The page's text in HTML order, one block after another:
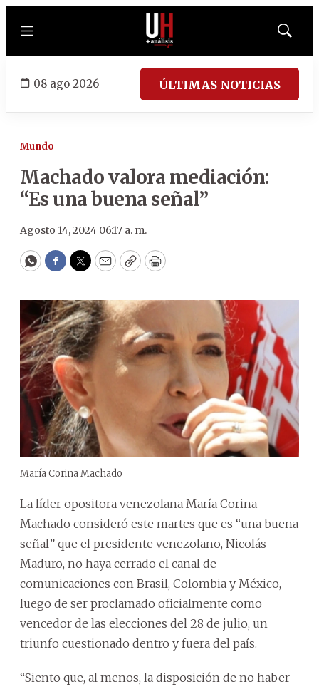
Menú
Mostrar
08 ago 2026 ÚLTIMAS NOTICIAS
Mundo
Machado valora mediación:
“Es una buena señal”
Agosto 14, 2024 06:17 a. m.
WhatsApp
Facebook
Twitter
EmailCopyPrint
María Corina Machado
La líder opositora venezolana María Corina
Machado consideró este martes que es “una buena
señal” que el presidente venezolano, Nicolás
Maduro, no haya cerrado el canal de
comunicaciones con Brasil, Colombia y México,
luego de ser proclamado oficialmente como
vencedor de las elecciones del 28 de julio, un
triunfo cuestionado dentro y fuera del país.
“Siento que, al menos, la disposición de no haber